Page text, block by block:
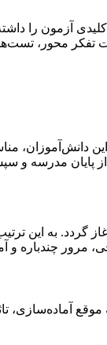
آزمون را
تفکر محور،
دانش‌آموزان،
از پایان
گردد. به این
مرور چندباره و
آماده‌سازی،